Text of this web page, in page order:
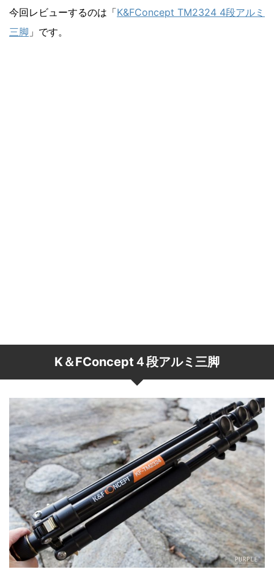
今回レビューするのは「K&FConcept TM2324 4段アルミ
三脚 」です。
K＆FConcept４段アルミ三脚